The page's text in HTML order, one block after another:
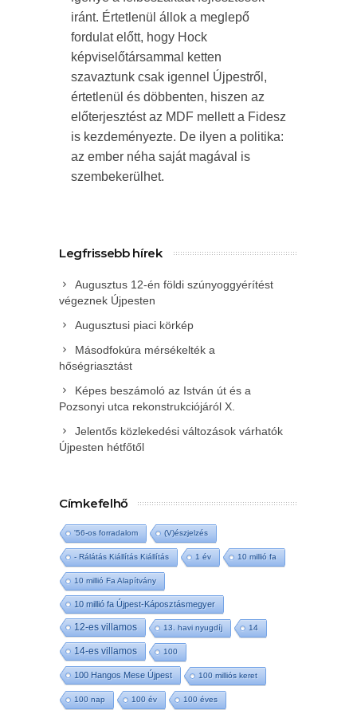
iránt. Értetlenül állok a meglepő
fordulat előtt, hogy Hock
képviselőtársammal ketten
szavaztunk csak igennel Újpestről,
értetlenül és döbbenten, hiszen az
előterjesztést az MDF mellett a Fidesz
is kezdeményezte. De ilyen a politika:
az ember néha saját magával is
szembekerülhet.
Legfrissebb hírek
Augusztus 12-én földi szúnyoggyérítést
végeznek Újpesten
Augusztusi piaci körkép
Másodfokúra mérsékelték a
hőségriasztást
Képes beszámoló az István út és a
Pozsonyi utca rekonstrukciójáról X.
Jelentős közlekedési változások várhatók
Újpesten hétfőtől
Címkefelhő
'56-os forradalom (V)észjelzés
- Rálátás Kiállítás Kiállítás 1 év 10 millió fa
10 millió Fa Alapítvány
10 millió fa Újpest-Káposztásmegyer
12-es villamos 13. havi nyugdíj 14
14-es villamos 100
100 Hangos Mese Újpest 100 milliós keret
100 nap 100 év 100 éves